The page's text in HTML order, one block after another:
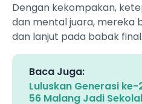
Dengan kekompakan,
dan mental juara, mereka
dan lanjut pada babak final.
Baca Juga:
Luluskan Generasi ke-
56 Malang Jadi